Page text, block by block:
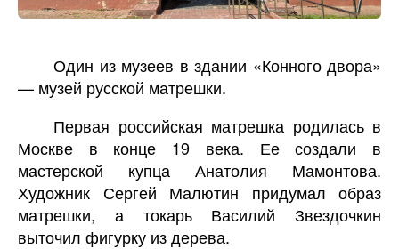
Один из музеев в здании «Конного двора»
— музей русской матрешки.
Первая российская матрешка родилась в
Москве в конце 19 века. Ее создали в
мастерской купца Анатолия Мамонтова.
Художник Сергей Малютин придумал образ
матрешки, а токарь Василий Звездочкин
выточил фигурку из дерева.